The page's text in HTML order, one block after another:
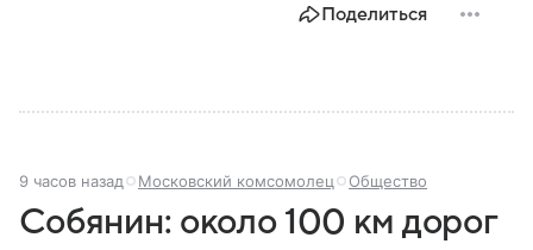
Поделиться
9 часов назад Московский комсомолец Общество
Собянин: около 100 км дорог